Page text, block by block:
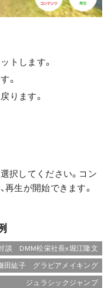
トします。
。
ります。
択してください。コン
再生が開始できます。
談 DMM松栄社長x堀江隆文
田紘子 グラビアメイキング
ジュラシックジャンプ